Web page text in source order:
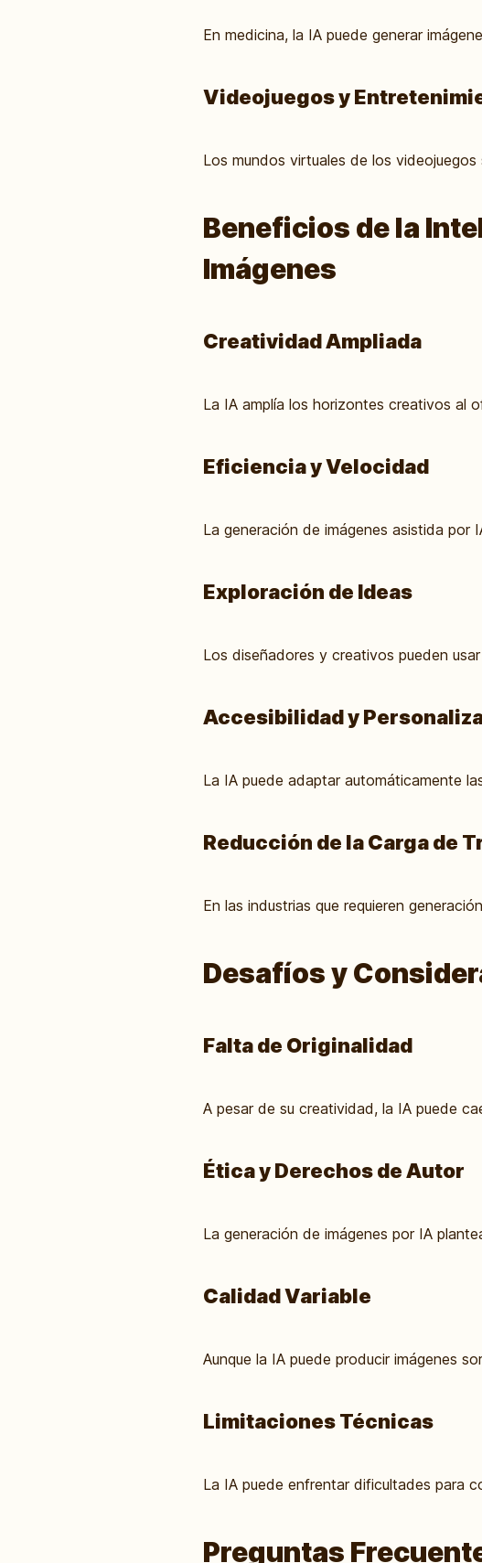
En medicina, la IA puede generar
Videojuegos y
Los mundos virtuales de los
Beneficios de la
Imágenes
Creatividad Ampliada
La IA amplía los horizontes creativos al
Eficiencia y Velocidad
La generación de imágenes asistida por
Exploración de Ideas
Los diseñadores y creativos pueden
Accesibilidad y
La IA puede adaptar automáticamente
Reducción de la Carga de
En las industrias que requieren
Desafíos y
Falta de Originalidad
A pesar de su creatividad, la IA puede
Ética y Derechos de Autor
La generación de imágenes por IA
Calidad Variable
Aunque la IA puede producir imágenes
Limitaciones Técnicas
La IA puede enfrentar dificultades para
Preguntas